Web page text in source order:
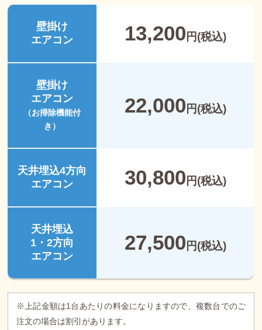
壁掛け
エアコン
13,200 円(税込)
壁掛け
エアコン
（お掃除機能付
き）
22,000 円(税込)
天井埋込4方向
エアコン
30,800 円(税込)
天井埋込
1・2方向
エアコン
27,500 円(税込)
※上記金額は1台あたりの料金になりますので、複数台でのご
注文の場合は割引があります。